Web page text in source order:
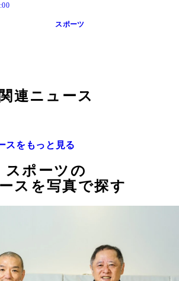
スポーツ
関連ニュース
スをもっと見る
スポーツの
スを写真で探す